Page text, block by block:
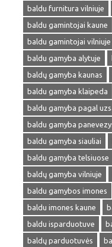
baldu furnitura vilniuje
baldu gamintojai kaune
baldu gamintojai vilniuje
baldu gamyba alytuje
baldų gamyba kaunas
baldu gamyba klaipeda
baldu gamyba pagal
baldu gamyba
baldu gamyba siauliai
baldu gamyba telsiuose
baldų gamyba vilniuje
baldu gamybos imones
baldu imones kaune
baldu isparduotuve
baldų parduotuvės